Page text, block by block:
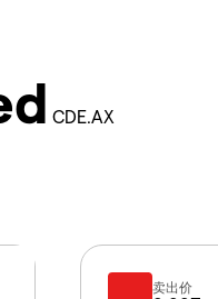
CDE.AX
卖出价